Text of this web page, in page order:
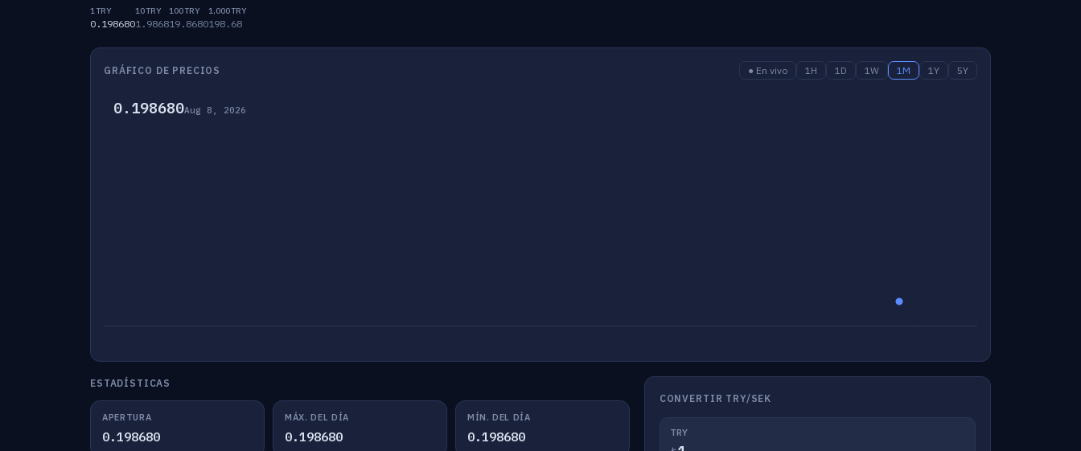
1 TRY
0.198680
10 TRY
1.9868
100 TRY
19.8680
1,000 TRY
198.68
GRÁFICO DE PRECIOS ● En vivo 1H 1D 1W 1M 1Y 5Y
0.198680Aug 8, 2026
ESTADÍSTICAS
APERTURA
0.198680
MÁX. DEL DÍA
0.198680
MÍN. DEL DÍA
0.198680
CONVERTIR TRY/SEK
TRY